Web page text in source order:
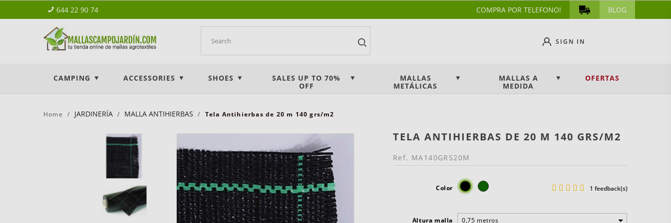
644 22 90 74 COMPRA POR TELEFONO! BLOG
SIGN IN
CAMPING ACCESSORIES SHOES
SALES UP TO 70%
OFF
MALLAS
METÁLICAS
MALLAS A
MEDIDA
OFERTAS
Home JARDINERÍA MALLA ANTIHIERBAS Tela Antihierbas de 20 m 140 grs/m2
TELA ANTIHIERBAS DE 20 M 140 GRS/M2
Ref. MA140GRS20M
1 feedback(s)
Color NegroVerde
Altura malla